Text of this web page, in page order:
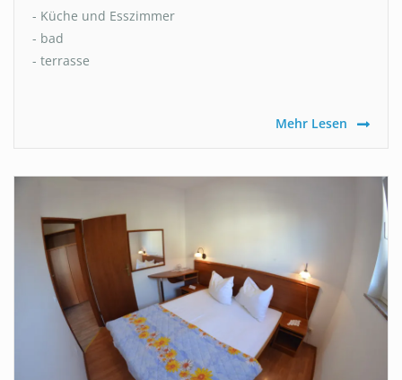
- Küche und Esszimmer
- bad
- terrasse
Mehr Lesen